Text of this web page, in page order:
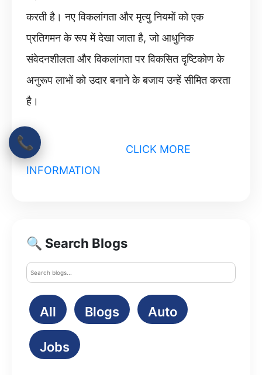
करती है। नए विकलांगता और मृत्यु नियमों को एक
प्रतिगमन के रूप में देखा जाता है, जो आधुनिक
संवेदनशीलता और विकलांगता पर विकसित दृष्टिकोण के
अनुरूप लाभों को उदार बनाने के बजाय उन्हें सीमित करता
है।
CLICK MORE
INFORMATION
🔍 Search Blogs
All Blogs Auto
Jobs
📞